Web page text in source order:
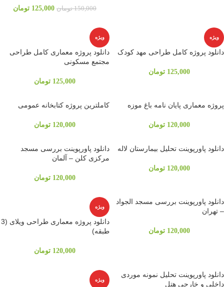
150,000 تومان 125,000 تومان
ویژه
دانلود پروژه کامل طراحی مهد کودک
125,000 تومان
ویژه
دانلود پروژه معماری کامل طراحی
مجتمع مسکونی
125,000 تومان
پروژه معماری پایان نامه باغ موزه
120,000 تومان
کاملترین پروژه کتابخانه عمومی
120,000 تومان
دانلود پاورپوینت تحلیل بیمارستان لاله
120,000 تومان
دانلود پاورپوینت بررسی مسجد
مرکزی کلن – آلمان
120,000 تومان
دانلود پاورپوینت بررسی مسجد الجواد
– تهران
120,000 تومان
ویژه
دانلود پروژه معماری طراحی ویلای (3
طبقه)
120,000 تومان
دانلود پاورپوینت تحلیل نمونه موردی
داخلی و خارجی هتل
ویژه